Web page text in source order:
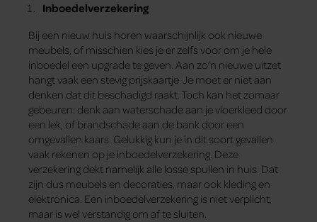
Inboedelverzekering
Bij een nieuw huis horen waarschijnlijk ook nieuwe
meubels, of misschien kies je er zelfs voor om je hele
inboedel een upgrade te geven. Aan zo’n nieuwe uitzet
hangt vaak een stevig prijskaartje. Je moet er niet aan
denken dat dit beschadigd raakt. Toch kan het zomaar
gebeuren: denk aan waterschade aan je vloerkleed door
een lek, of brandschade aan de bank door een
omgevallen kaars. Gelukkig kun je in dit soort gevallen
vaak rekenen op je inboedelverzekering. Deze
verzekering dekt namelijk alle losse spullen in huis. Dat
zijn dus meubels en decoraties, maar ook kleding en
elektronica. Een inboedelverzekering is niet verplicht,
maar is wel verstandig om af te sluiten.